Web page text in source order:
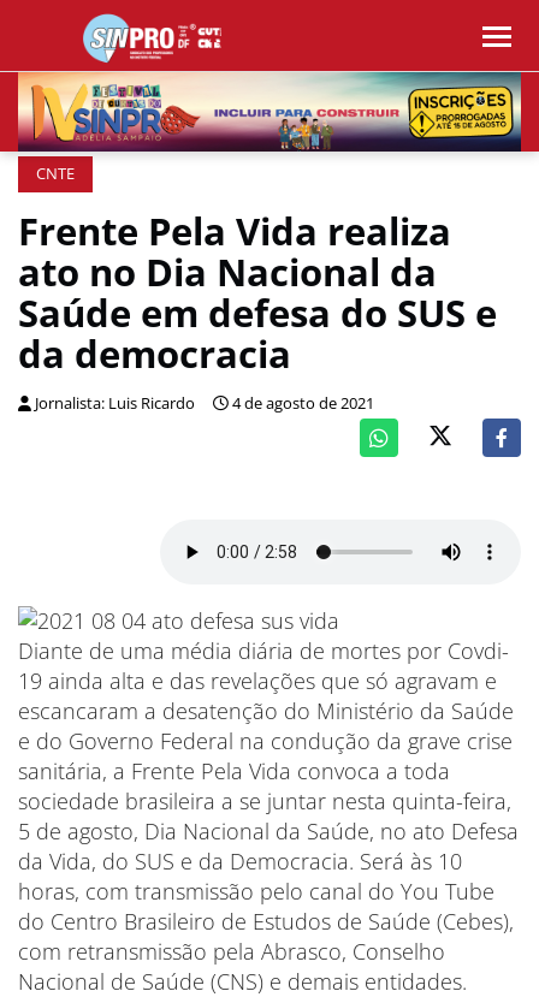
CNTE
Frente Pela Vida realiza
ato no Dia Nacional da
Saúde em defesa do SUS e
da democracia
Jornalista: Luis Ricardo 4 de agosto de 2021
Diante de uma média diária de mortes por Covdi-
19 ainda alta e das revelações que só agravam e
escancaram a desatenção do Ministério da Saúde
e do Governo Federal na condução da grave crise
sanitária, a Frente Pela Vida convoca a toda
sociedade brasileira a se juntar nesta quinta-feira,
5 de agosto, Dia Nacional da Saúde, no ato Defesa
da Vida, do SUS e da Democracia. Será às 10
horas, com transmissão pelo canal do You Tube
do Centro Brasileiro de Estudos de Saúde (Cebes),
com retransmissão pela Abrasco, Conselho
Nacional de Saúde (CNS) e demais entidades.